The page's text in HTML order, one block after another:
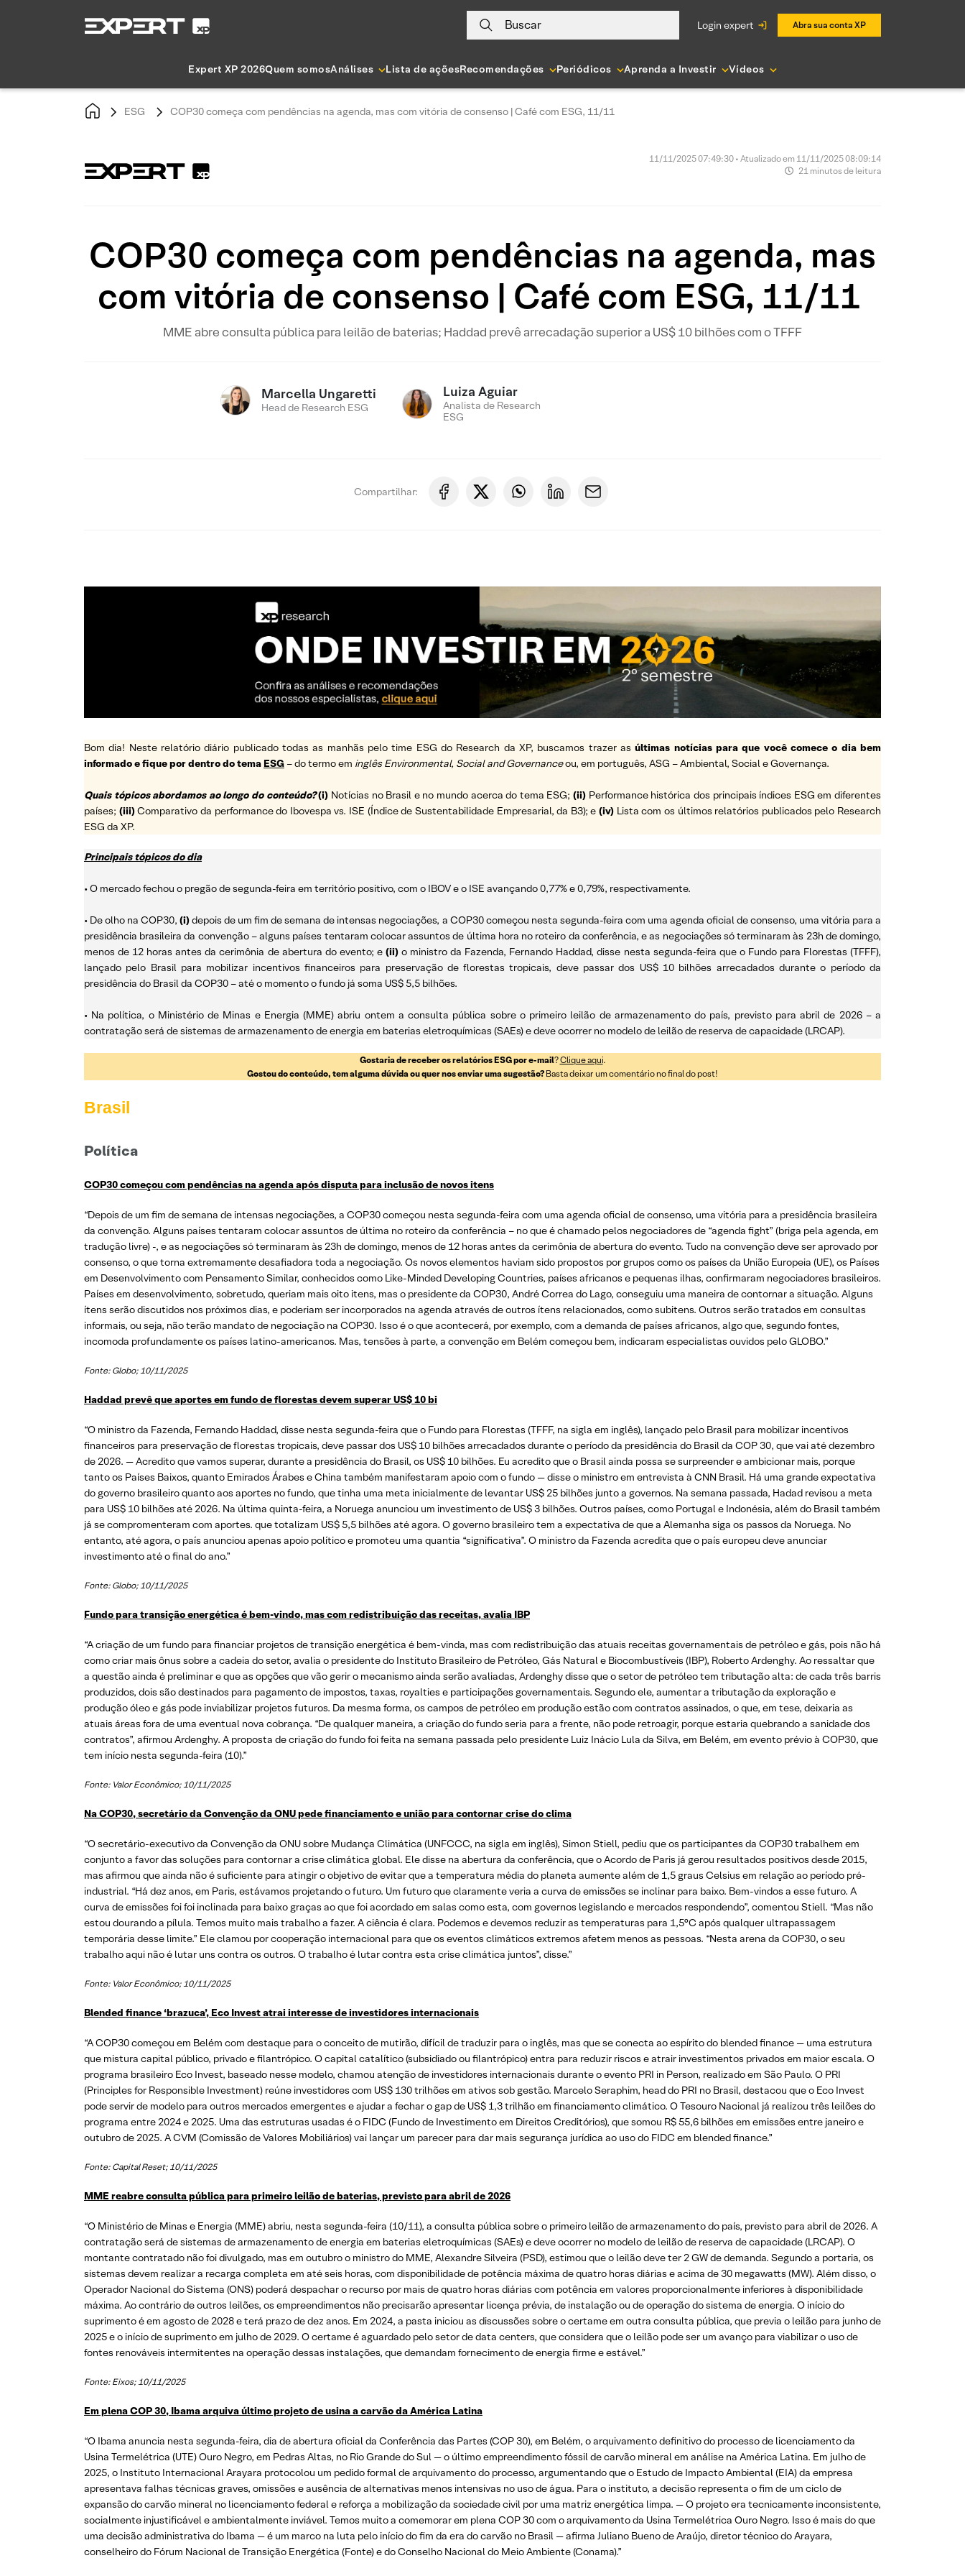
Buscar login expert Abra sua conta XP
Expert XP 2026Quem somosAnálises Lista de açõesRecomendações Periódicos Aprenda a Investir Vídeos
ESG COP30 começa com pendências na agenda, mas com vitória de consenso | Café com ESG, 11/11
11/11/2025 07:49:30 • Atualizado em 11/11/2025 08:09:14
21 minutos de leitura
COP30 começa com pendências na agenda, mas
com vitória de consenso | Café com ESG, 11/11
MME abre consulta pública para leilão de baterias; Haddad prevê arrecadação superior a US$ 10 bilhões com o TFFF
Marcella Ungaretti
Head de Research ESG
Luiza Aguiar
Analista de Research
ESG
Compartilhar:
Bom dia! Neste relatório diário publicado todas as manhãs pelo time ESG do Research da XP, buscamos trazer asúltimas notícias para que você comece o dia bem
informado e fique por dentro do tema ESG – do termo em inglês Environmental, Social and Governanceou, em português, ASG – Ambiental, Social e Governança.
Quais tópicos abordamos ao longo do conteúdo? (i) Notícias no Brasil e no mundo acerca do tema ESG;(ii) Performance histórica dos principais índices ESG em diferentes
países; (iii)Comparativo da performance do Ibovespa vs. ISE (Índice de Sustentabilidade Empresarial, da B3); e (iv) Lista com os últimos relatórios publicados pelo Research
ESG da XP.
Principais tópicos do dia
• O mercado fechou o pregão de segunda-feira em território positivo, com o IBOV e o ISE avançando 0,77% e 0,79%, respectivamente.
• De olho na COP30, (i)depois de um fim de semana de intensas negociações, a COP30 começou nesta segunda-feira com uma agenda oficial de consenso, uma vitória para a
presidência brasileira da convenção – alguns países tentaram colocar assuntos de última hora no roteiro da conferência, e as negociações só terminaram às 23h de domingo,
menos de 12 horas antes da cerimônia de abertura do evento; e(ii) o ministro da Fazenda, Fernando Haddad, disse nesta segunda-feira que o Fundo para Florestas (TFFF),
lançado pelo Brasil para mobilizar incentivos financeiros para preservação de florestas tropicais, deve passar dos US$ 10 bilhões arrecadados durante o período da
presidência do Brasil da COP30 – até o momento o fundo já soma US$ 5,5 bilhões.
• Na política, o Ministério de Minas e Energia (MME) abriu ontem a consulta pública sobre o primeiro leilão de armazenamento do país, previsto para abril de 2026 – a
contratação será de sistemas de armazenamento de energia em baterias eletroquímicas (SAEs) e deve ocorrer no modelo de leilão de reserva de capacidade (LRCAP).
Gostaria de receber os relatórios ESG por e-mail?Clique aqui.
Gostou do conteúdo, tem alguma dúvida ou quer nos enviar uma sugestão? Basta deixar um comentário no final do post!
Brasil
Política
COP30 começou com pendências na agenda após disputa para inclusão de novos itens
“Depois de um fim de semana de intensas negociações, a COP30 começou nesta segunda-feira com uma agenda oficial de consenso, uma vitória para a presidência brasileira
da convenção. Alguns países tentaram colocar assuntos de última no roteiro da conferência – no que é chamado pelos negociadores de “agenda fight” (briga pela agenda, em
tradução livre) -, e as negociações só terminaram às 23h de domingo, menos de 12 horas antes da cerimônia de abertura do evento. Tudo na convenção deve ser aprovado por
consenso, o que torna extremamente desafiadora toda a negociação. Os novos elementos haviam sido propostos por grupos como os países da União Europeia (UE), os Países
em Desenvolvimento com Pensamento Similar, conhecidos como Like-Minded Developing Countries, países africanos e pequenas ilhas, confirmaram negociadores brasileiros.
Países em desenvolvimento, sobretudo, queriam mais oito itens, mas o presidente da COP30, André Correa do Lago, conseguiu uma maneira de contornar a situação. Alguns
ítens serão discutidos nos próximos dias, e poderiam ser incorporados na agenda através de outros ítens relacionados, como subitens. Outros serão tratados em consultas
informais, ou seja, não terão mandato de negociação na COP30. Isso é o que acontecerá, por exemplo, com a demanda de países africanos, algo que, segundo fontes,
incomoda profundamente os países latino-americanos. Mas, tensões à parte, a convenção em Belém começou bem, indicaram especialistas ouvidos pelo GLOBO.”
Fonte: Globo; 10/11/2025
Haddad prevê que aportes em fundo de florestas devem superar US$ 10 bi
“O ministro da Fazenda, Fernando Haddad, disse nesta segunda-feira que o Fundo para Florestas (TFFF, na sigla em inglês), lançado pelo Brasil para mobilizar incentivos
financeiros para preservação de florestas tropicais, deve passar dos US$ 10 bilhões arrecadados durante o período da presidência do Brasil da COP 30, que vai até dezembro
de 2026. — Acredito que vamos superar, durante a presidência do Brasil, os US$ 10 bilhões. Eu acredito que o Brasil ainda possa se surpreender e ambicionar mais, porque
tanto os Países Baixos, quanto Emirados Árabes e China também manifestaram apoio com o fundo — disse o ministro em entrevista à CNN Brasil. Há uma grande expectativa
do governo brasileiro quanto aos aportes no fundo, que tinha uma meta inicialmente de levantar US$ 25 bilhões junto a governos. Na semana passada, Hadad revisou a meta
para US$ 10 bilhões até 2026. Na última quinta-feira, a Noruega anunciou um investimento de US$ 3 bilhões. Outros países, como Portugal e Indonésia, além do Brasil também
já se compromenteram com aportes. que totalizam US$ 5,5 bilhões até agora. O governo brasileiro tem a expectativa de que a Alemanha siga os passos da Noruega. No
entanto, até agora, o país anunciou apenas apoio político e promoteu uma quantia “significativa”. O ministro da Fazenda acredita que o país europeu deve anunciar
investimento até o final do ano.”
Fonte: Globo; 10/11/2025
Fundo para transição energética é bem-vindo, mas com redistribuição das receitas, avalia IBP
“A criação de um fundo para financiar projetos de transição energética é bem-vinda, mas com redistribuição das atuais receitas governamentais de petróleo e gás, pois não há
como criar mais ônus sobre a cadeia do setor, avalia o presidente do Instituto Brasileiro de Petróleo, Gás Natural e Biocombustíveis (IBP), Roberto Ardenghy. Ao ressaltar que
a questão ainda é preliminar e que as opções que vão gerir o mecanismo ainda serão avaliadas, Ardenghy disse que o setor de petróleo tem tributação alta: de cada três barris
produzidos, dois são destinados para pagamento de impostos, taxas, royalties e participações governamentais. Segundo ele, aumentar a tributação da exploração e
produção óleo e gás pode inviabilizar projetos futuros. Da mesma forma, os campos de petróleo em produção estão com contratos assinados, o que, em tese, deixaria as
atuais áreas fora de uma eventual nova cobrança. “De qualquer maneira, a criação do fundo seria para a frente, não pode retroagir, porque estaria quebrando a sanidade dos
contratos”, afirmou Ardenghy. A proposta de criação do fundo foi feita na semana passada pelo presidente Luiz Inácio Lula da Silva, em Belém, em evento prévio à COP30, que
tem início nesta segunda-feira (10).”
Fonte: Valor Econômico; 10/11/2025
Na COP30, secretário da Convenção da ONU pede financiamento e união para contornar crise do clima
“O secretário-executivo da Convenção da ONU sobre Mudança Climática (UNFCCC, na sigla em inglês), Simon Stiell, pediu que os participantes da COP30 trabalhem em
conjunto a favor das soluções para contornar a crise climática global. Ele disse na abertura da conferência, que o Acordo de Paris já gerou resultados positivos desde 2015,
mas afirmou que ainda não é suficiente para atingir o objetivo de evitar que a temperatura média do planeta aumente além de 1,5 graus Celsius em relação ao período pré-
industrial. “Há dez anos, em Paris, estávamos projetando o futuro. Um futuro que claramente veria a curva de emissões se inclinar para baixo. Bem-vindos a esse futuro. A
curva de emissões foi foi inclinada para baixo graças ao que foi acordado em salas como esta, com governos legislando e mercados respondendo”, comentou Stiell. “Mas não
estou dourando a pílula. Temos muito mais trabalho a fazer. A ciência é clara. Podemos e devemos reduzir as temperaturas para 1,5°C após qualquer ultrapassagem
temporária desse limite.” Ele clamou por cooperação internacional para que os eventos climáticos extremos afetem menos as pessoas. “Nesta arena da COP30, o seu
trabalho aqui não é lutar uns contra os outros. O trabalho é lutar contra esta crise climática juntos”, disse.”
Fonte: Valor Econômico; 10/11/2025
Blended finance ‘brazuca’, Eco Invest atrai interesse de investidores internacionais
“A COP30 começou em Belém com destaque para o conceito de mutirão, difícil de traduzir para o inglês, mas que se conecta ao espírito do blended finance — uma estrutura
que mistura capital público, privado e filantrópico. O capital catalítico (subsidiado ou filantrópico) entra para reduzir riscos e atrair investimentos privados em maior escala. O
programa brasileiro Eco Invest, baseado nesse modelo, chamou atenção de investidores internacionais durante o evento PRI in Person, realizado em São Paulo. O PRI
(Principles for Responsible Investment) reúne investidores com US$ 130 trilhões em ativos sob gestão. Marcelo Seraphim, head do PRI no Brasil, destacou que o Eco Invest
pode servir de modelo para outros mercados emergentes e ajudar a fechar o gap de US$ 1,3 trilhão em financiamento climático. O Tesouro Nacional já realizou três leilões do
programa entre 2024 e 2025. Uma das estruturas usadas é o FIDC (Fundo de Investimento em Direitos Creditórios), que somou R$ 55,6 bilhões em emissões entre janeiro e
outubro de 2025. A CVM (Comissão de Valores Mobiliários) vai lançar um parecer para dar mais segurança jurídica ao uso do FIDC em blended finance.”
Fonte: Capital Reset; 10/11/2025
MME reabre consulta pública para primeiro leilão de baterias, previsto para abril de 2026
“O Ministério de Minas e Energia (MME) abriu, nesta segunda-feira (10/11), a consulta pública sobre o primeiro leilão de armazenamento do país, previsto para abril de 2026. A
contratação será de sistemas de armazenamento de energia em baterias eletroquímicas (SAEs) e deve ocorrer no modelo de leilão de reserva de capacidade (LRCAP). O
montante contratado não foi divulgado, mas em outubro o ministro do MME, Alexandre Silveira (PSD), estimou que o leilão deve ter 2 GW de demanda. Segundo a portaria, os
sistemas devem realizar a recarga completa em até seis horas, com disponibilidade de potência máxima de quatro horas diárias e acima de 30 megawatts (MW). Além disso, o
Operador Nacional do Sistema (ONS) poderá despachar o recurso por mais de quatro horas diárias com potência em valores proporcionalmente inferiores à disponibilidade
máxima. Ao contrário de outros leilões, os empreendimentos não precisarão apresentar licença prévia, de instalação ou de operação do sistema de energia. O início do
suprimento é em agosto de 2028 e terá prazo de dez anos. Em 2024, a pasta iniciou as discussões sobre o certame em outra consulta pública, que previa o leilão para junho de
2025 e o início de suprimento em julho de 2029. O certame é aguardado pelo setor de data centers, que considera que o leilão pode ser um avanço para viabilizar o uso de
fontes renováveis intermitentes na operação dessas instalações, que demandam fornecimento de energia firme e estável.”
Fonte: Eixos; 10/11/2025
Em plena COP 30, Ibama arquiva último projeto de usina a carvão da América Latina
“O Ibama anuncia nesta segunda-feira, dia de abertura oficial da Conferência das Partes (COP 30), em Belém, o arquivamento definitivo do processo de licenciamento da
Usina Termelétrica (UTE) Ouro Negro, em Pedras Altas, no Rio Grande do Sul — o último empreendimento fóssil de carvão mineral em análise na América Latina. Em julho de
2025, o Instituto Internacional Arayara protocolou um pedido formal de arquivamento do processo, argumentando que o Estudo de Impacto Ambiental (EIA) da empresa
apresentava falhas técnicas graves, omissões e ausência de alternativas menos intensivas no uso de água. Para o instituto, a decisão representa o fim de um ciclo de
expansão do carvão mineral no licenciamento federal e reforça a mobilização da sociedade civil por uma matriz energética limpa. — O projeto era tecnicamente inconsistente,
socialmente injustificável e ambientalmente inviável. Temos muito a comemorar em plena COP 30 com o arquivamento da Usina Termelétrica Ouro Negro. Isso é mais do que
uma decisão administrativa do Ibama — é um marco na luta pelo início do fim da era do carvão no Brasil — afirma Juliano Bueno de Araújo, diretor técnico do Arayara,
conselheiro do Fórum Nacional de Transição Energética (Fonte) e do Conselho Nacional do Meio Ambiente (Conama).”